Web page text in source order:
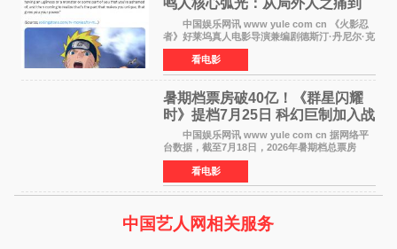
自我觉醒
中国娱乐网讯 www yule com cn 《火影忍
者》好莱坞真人电影导演兼编剧德斯汀·丹尼尔·克
雷顿近日在采访中分享了对主角鸣人成长弧光的
理解，透露电影将深入探索鸣人作为局外人的情
感历程。
看电影
暑期档票房破40亿！《群星闪耀
时》提档7月25日 科幻巨制加入战
中国娱乐网讯 www yule com cn 据网络平
台数据，截至7月18日，2026年暑期档总票房
（含预售）已正式突破40亿元大关，年度总票房
也随之逼近197亿元。超百部中外佳片同台竞技，
点燃了盛夏的电
看电影
中国艺人网相关服务